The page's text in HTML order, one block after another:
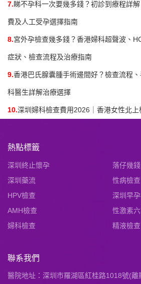
7.睇不孕科一次要幾多錢？初診到療程詳
費及人工受孕選擇指南
8.宮外孕檢查幾多錢？香港婦科超聲波、
症狀、檢查流程及治療指南
9.香港巴氏腺囊腫手術邊間好？檢查流程
科醫生詳解治療選擇
10.深圳婦科檢查費用2026｜香港女性北上
熱點標籤
深圳終止懷孕
落仔幾錢
深圳藥流
性病檢查
HPV檢查
深圳早
AMH檢查
性激素
婦科檢查
精液檢查
聯系我們
醫院地址：深圳市羅湖區紅桂路1018號(離